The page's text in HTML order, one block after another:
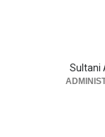
Sultani